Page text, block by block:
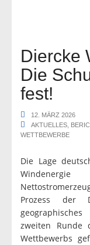
Diercke
Die
fest!
12. MÄRZ 2026
AKTUELLES
WETTBEWERBE
Die Lage
Prozess der
zweiten Runde
Wettbewerbs